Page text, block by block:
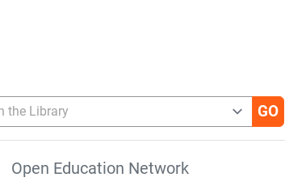
Library
Open Education Network